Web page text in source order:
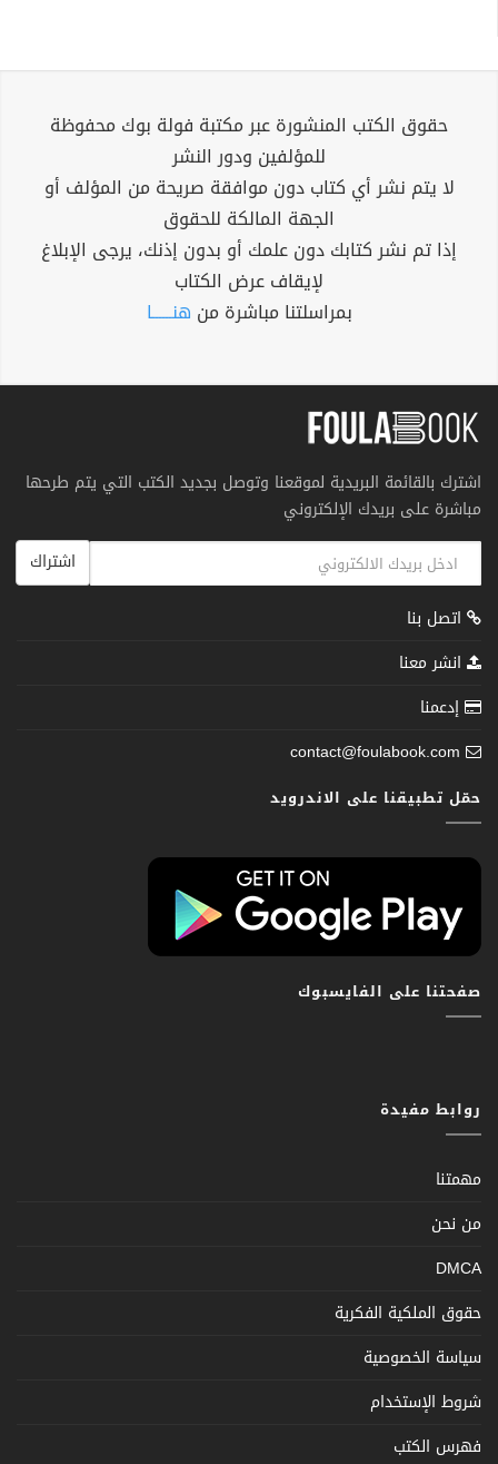
حقوق الكتب المنشورة عبر مكتبة فولة بوك محفوظة
للمؤلفين ودور النشر
لا يتم نشر أي كتاب دون موافقة صريحة من المؤلف أو
الجهة المالكة للحقوق
إذا تم نشر كتابك دون علمك أو بدون إذنك، يرجى الإبلاغ
لإيقاف عرض الكتاب
بمراسلتنا مباشرة من هنــــــا
اشترك بالقائمة البريدية لموقعنا وتوصل بجديد الكتب التي يتم طرحها
مباشرة على بريدك الإلكتروني
اشتراك
اتصل بنا
انشر معنا
إدعمنا
contact@foulabook.com
حمّل تطبيقنا على الاندرويد
صفحتنا على الفايسبوك
روابط مفيدة
مهمتنا
من نحن
DMCA
حقوق الملكية الفكرية
سياسة الخصوصية
شروط الإستخدام
فهرس الكتب